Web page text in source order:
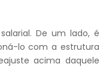
De um lado, é
lo com a estrutura
acima daquele